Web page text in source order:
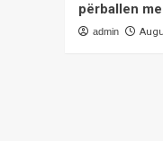
përballen
admin